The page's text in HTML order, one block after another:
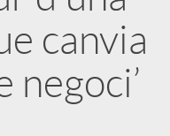
canvia
negoci’